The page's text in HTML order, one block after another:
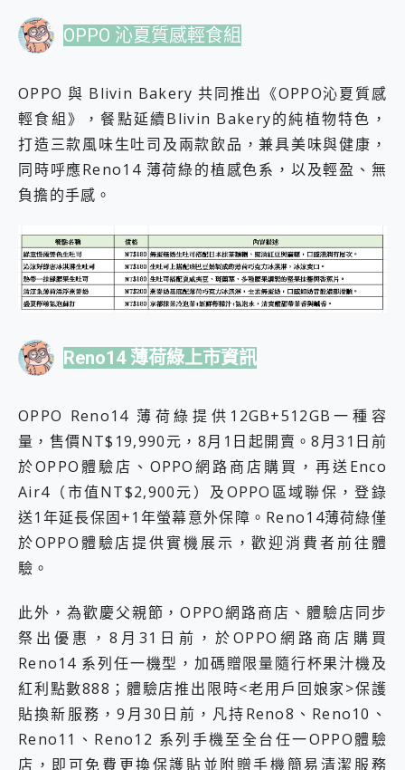
OPPO 沁夏質感輕食組
OPPO 與 Blivin Bakery 共同推出《OPPO沁夏質感
輕食組》，餐點延續Blivin Bakery的純植物特色，
打造三款風味生吐司及兩款飲品，兼具美味與健康，
同時呼應Reno14 薄荷綠的植感色系，以及輕盈、無
負擔的手感。
Reno14 薄荷綠上市資訊
OPPO Reno14 薄荷綠提供12GB+512GB一種容
量，售價NT$19,990元，8月1日起開賣。8月31日前
於OPPO體驗店、OPPO網路商店購買，再送Enco
Air4（市值NT$2,900元）及OPPO區域聯保，登錄
送1年延長保固+1年螢幕意外保障。Reno14薄荷綠僅
於OPPO體驗店提供實機展示，歡迎消費者前往體
驗。
此外，為歡慶父親節，OPPO網路商店、體驗店同步
祭出優惠，8月31日前，於OPPO網路商店購買
Reno14 系列任一機型，加碼贈限量隨行杯果汁機及
紅利點數888；體驗店推出限時<老用戶回娘家>保護
貼換新服務，9月30日前，凡持Reno8、Reno10、
Reno11、Reno12 系列手機至全台任一OPPO體驗
店，即可免費更換保護貼並附贈手機簡易清潔服務